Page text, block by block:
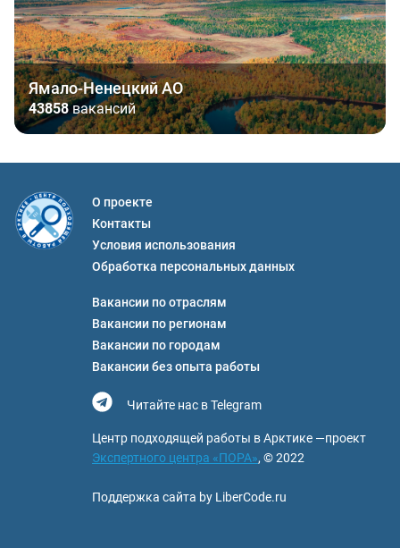
Ямало-Ненецкий АО
43858вакансий
О проекте
Контакты
Условия использования
Обработка персональных данных
Вакансии по отраслям
Вакансии по регионам
Вакансии по городам
Вакансии без опыта работы
Читайте нас в Telegram
Центр подходящей работы в Арктике —проект
Экспертного центра «ПОРА», © 2022
Поддержка сайта by LiberCode.ru